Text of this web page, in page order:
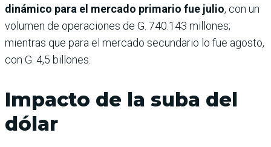
dinámico para el mercado primario fue julio, con un
volumen de operaciones de G. 740.143 millones;
mientras que para el mercado secundario lo fue agosto,
con G. 4,5 billones.
Impacto de la suba del
dólar